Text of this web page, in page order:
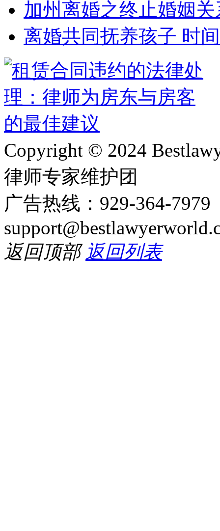
加州离婚之终止婚姻关
离婚共同抚养孩子 时
Copyright © 2024
律师专家维护团
广告热线：929-364-
返回顶部 返回列表